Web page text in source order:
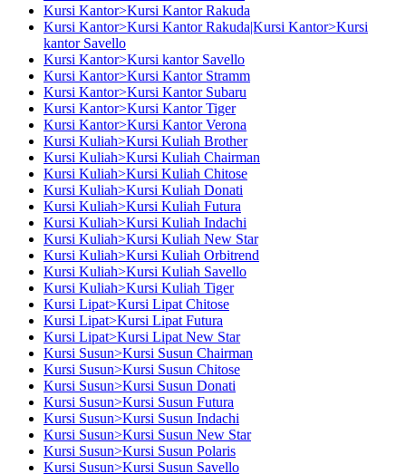
Kursi Kantor>Kursi Kantor Rakuda
Kursi Kantor>Kursi Kantor Rakuda|Kursi Kantor>Kursi
kantor Savello
Kursi Kantor>Kursi kantor Savello
Kursi Kantor>Kursi Kantor Stramm
Kursi Kantor>Kursi Kantor Subaru
Kursi Kantor>Kursi Kantor Tiger
Kursi Kantor>Kursi Kantor Verona
Kursi Kuliah>Kursi Kuliah Brother
Kursi Kuliah>Kursi Kuliah Chairman
Kursi Kuliah>Kursi Kuliah Chitose
Kursi Kuliah>Kursi Kuliah Donati
Kursi Kuliah>Kursi Kuliah Futura
Kursi Kuliah>Kursi Kuliah Indachi
Kursi Kuliah>Kursi Kuliah New Star
Kursi Kuliah>Kursi Kuliah Orbitrend
Kursi Kuliah>Kursi Kuliah Savello
Kursi Kuliah>Kursi Kuliah Tiger
Kursi Lipat>Kursi Lipat Chitose
Kursi Lipat>Kursi Lipat Futura
Kursi Lipat>Kursi Lipat New Star
Kursi Susun>Kursi Susun Chairman
Kursi Susun>Kursi Susun Chitose
Kursi Susun>Kursi Susun Donati
Kursi Susun>Kursi Susun Futura
Kursi Susun>Kursi Susun Indachi
Kursi Susun>Kursi Susun New Star
Kursi Susun>Kursi Susun Polaris
Kursi Susun>Kursi Susun Savello